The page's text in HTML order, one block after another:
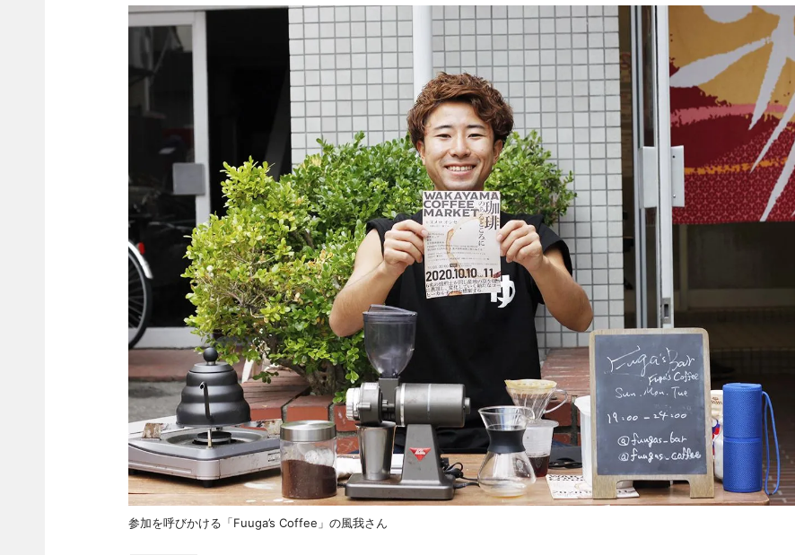
参加を呼びかける「Fuuga’s Coffee」の風我さん